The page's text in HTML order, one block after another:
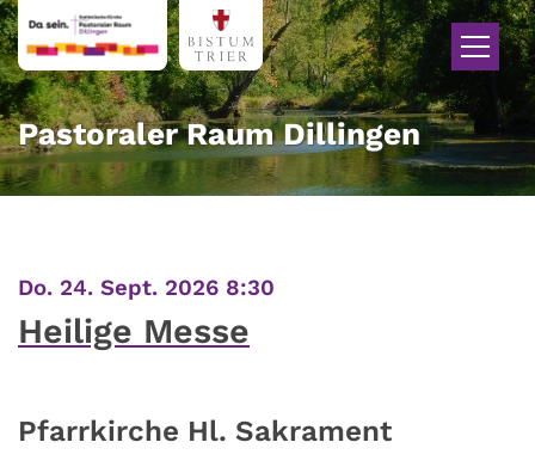
Zum Inhalt springen
Pastoraler Raum Dillingen
Do. 24. Sept. 2026 8:30
Heilige Messe
Pfarrkirche Hl. Sakrament